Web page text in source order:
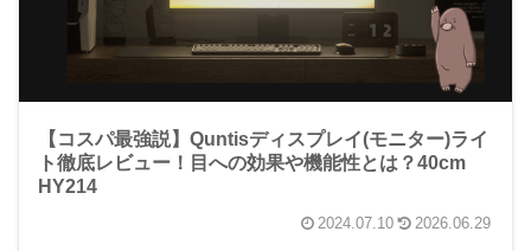
【コスパ最強説】Quntisディスプレイ(モニター)ライ
ト徹底レビュー！目への効果や機能性とは？40cm
HY214
2024.07.10 2026.06.29